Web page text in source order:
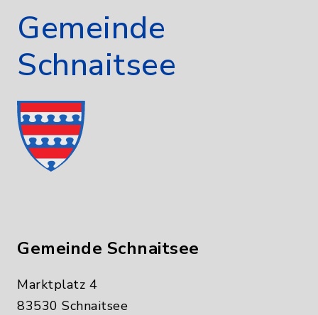
Gemeinde
Schnaitsee
Gemeinde Schnaitsee
Marktplatz 4
83530 Schnaitsee